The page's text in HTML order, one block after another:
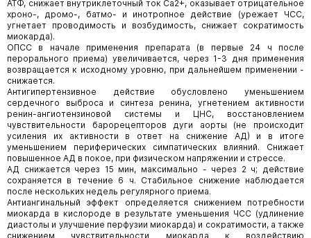
АТФ, снижает внутриклеточный ток Ca2+, оказывает отрицательное
хроно-, дромо-, батмо- и инотропное действие (урежает ЧСС,
угнетает проводимость и возбудимость, снижает сократимость
миокарда).
ОПСС в начале применения препарата (в первые 24 ч после
перорального приема) увеличивается, через 1-3 дня применения
возвращается к исходному уровню, при дальнейшем применении -
снижается.
Антигипертензивное действие обусловлено уменьшением
сердечного выброса и синтеза ренина, угнетением активности
ренин-ангиотензиновой системы и ЦНС, восстановлением
чувствительности барорецепторов дуги аорты (не происходит
усиления их активности в ответ на снижение АД) и в итоге
уменьшением периферических симпатических влияний. Снижает
повышенное АД в покое, при физическом напряжении и стрессе.
АД снижается через 15 мин, максимально - через 2 ч; действие
сохраняется в течение 6 ч. Стабильное снижение наблюдается
после нескольких недель регулярного приема.
Антиангинальный эффект определяется снижением потребности
миокарда в кислороде в результате уменьшения ЧСС (удлинение
диастолы и улучшение перфузии миокарда) и сократимости, а также
снижением чувствительности миокарда к воздействию